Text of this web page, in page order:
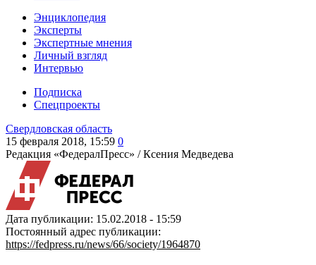
Энциклопедия
Эксперты
Экспертные мнения
Личный взгляд
Интервью
Подписка
Спецпроекты
Свердловская область
15 февраля 2018, 15:59 0
Редакция «ФедералПресс» /Ксения Медведева
Дата публикации: 15.02.2018 - 15:59
Постоянный адрес публикации:
https://fedpress.ru/news/66/society/1964870